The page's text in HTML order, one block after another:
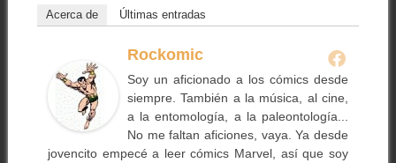
Acerca de Últimas entradas
Rockomic
Soy un aficionado a los cómics desde
siempre. También a la música, al cine,
a la entomología, a la paleontología...
No me faltan aficiones, vaya. Ya desde
jovencito empecé a leer cómics Marvel, así que soy